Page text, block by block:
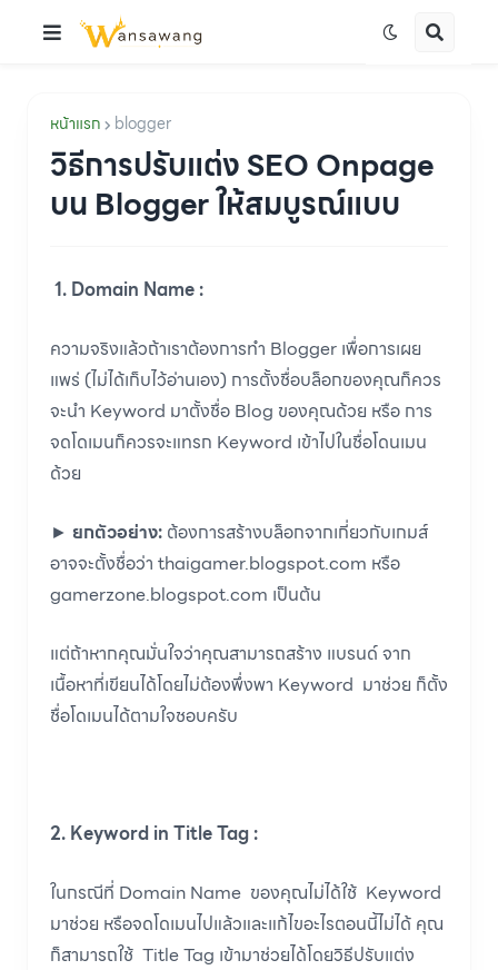
หน้าแรก blogger
วิธีการปรับแต่ง SEO Onpage
บน Blogger ให้สมบูรณ์แบบ
1. Domain Name :
ความจริงแล้วถ้าเราต้องการทำ Blogger เพื่อการเผย
แพร่ (ไม่ได้เก็บไว้อ่านเอง) การตั้งชื่อบล็อกของคุณก็ควร
จะนำ Keyword มาตั้งชื่อ Blog ของคุณด้วย หรือ การ
จดโดเมนก็ควรจะแทรก Keyword เข้าไปในชื่อโดนเมน
ด้วย
► ยกตัวอย่าง: ต้องการสร้างบล็อกจากเกี่ยวกับเกมส์
อาจจะตั้งชื่อว่า thaigamer.blogspot.com หรือ
gamerzone.blogspot.com เป็นต้น
แต่ถ้าหากคุณมั่นใจว่าคุณสามารถสร้าง แบรนด์ จาก
เนื้อหาที่เขียนได้โดยไม่ต้องพึ่งพา Keyword มาช่วย ก็ตั้ง
ชื่อโดเมนได้ตามใจชอบครับ
2. Keyword in Title Tag :
ในกรณีที่ Domain Name ของคุณไม่ได้ใช้ Keyword
มาช่วย หรือจดโดเมนไปแล้วและแก้ไขอะไรตอนนี้ไม่ได้ คุณ
ก็สามารถใช้ Title Tag เข้ามาช่วยได้โดยวิธีปรับแต่ง